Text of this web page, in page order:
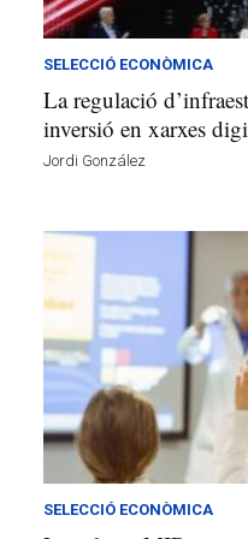
SELECCIÓ ECONÒMICA
La regulació
inversió en xarxes
Jordi González
SELECCIÓ ECONÒMICA